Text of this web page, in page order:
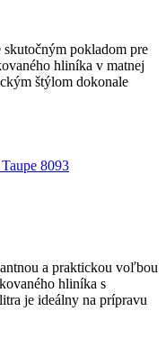
pokladom pre
hliníka v matnej
štýlom dokonale
a praktickou voľbou
hliníka s
je ideálny na prípravu